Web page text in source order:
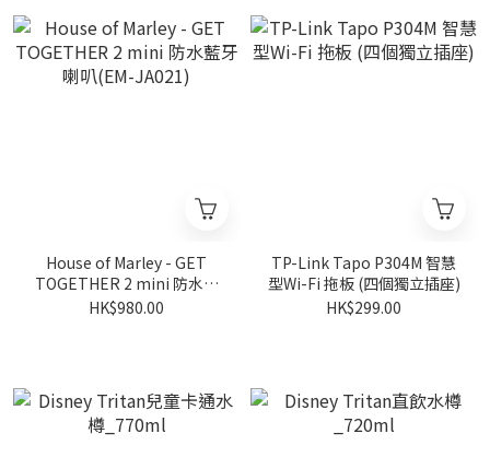
House of Marley - GET
TOGETHER 2 mini 防水藍
牙喇叭(EM-JA021)
HK$980.00
TP-Link Tapo P304M 智慧
型Wi-Fi 拖板 (四個獨立插座)
HK$299.00